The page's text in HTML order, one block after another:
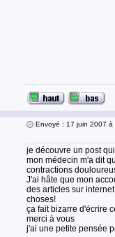
Envoyé : 17 juin 2007 à
je découvre un post
mon médecin m'a dit
contractions
J'ai hâte que mon
des articles sur
choses!
ça fait bizarre d'écrire
merci à vous
j'ai une petite pensée